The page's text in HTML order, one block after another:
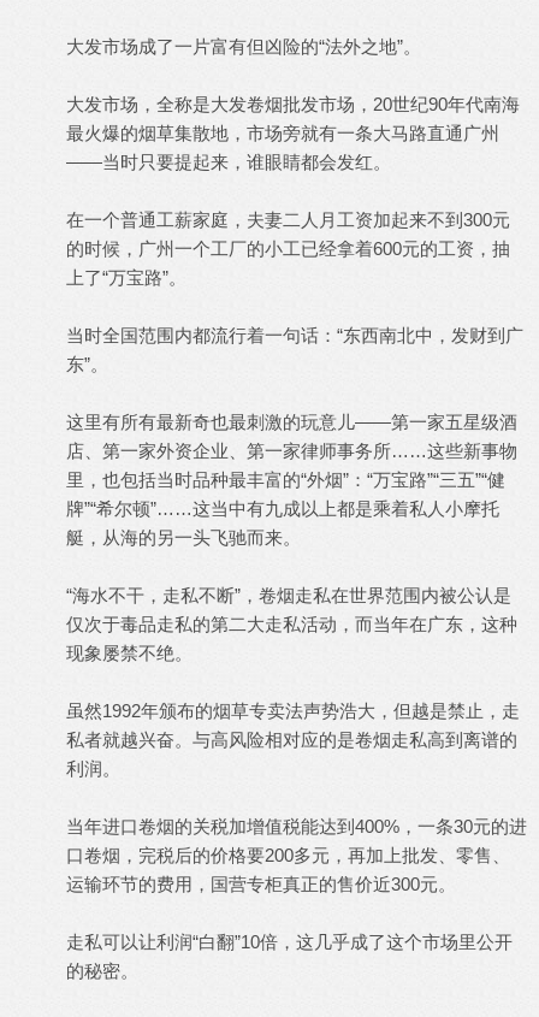
大发市场成了一片富有但凶险的“法外之地”。
大发市场，全称是大发卷烟批发市场，20世纪90年代南海
最火爆的烟草集散地，市场旁就有一条大马路直通广州
——当时只要提起来，谁眼睛都会发红。
在一个普通工薪家庭，夫妻二人月工资加起来不到300元
的时候，广州一个工厂的小工已经拿着600元的工资，抽
上了“万宝路”。
当时全国范围内都流行着一句话：“东西南北中，发财到广
东”。
这里有所有最新奇也最刺激的玩意儿——第一家五星级酒
店、第一家外资企业、第一家律师事务所……这些新事物
里，也包括当时品种最丰富的“外烟”：“万宝路”“三五”“健
牌”“希尔顿”……这当中有九成以上都是乘着私人小摩托
艇，从海的另一头飞驰而来。
“海水不干，走私不断”，卷烟走私在世界范围内被公认是
仅次于毒品走私的第二大走私活动，而当年在广东，这种
现象屡禁不绝。
虽然1992年颁布的烟草专卖法声势浩大，但越是禁止，走
私者就越兴奋。与高风险相对应的是卷烟走私高到离谱的
利润。
当年进口卷烟的关税加增值税能达到400%，一条30元的进
口卷烟，完税后的价格要200多元，再加上批发、零售、
运输环节的费用，国营专柜真正的售价近300元。
走私可以让利润“白翻”10倍，这几乎成了这个市场里公开
的秘密。